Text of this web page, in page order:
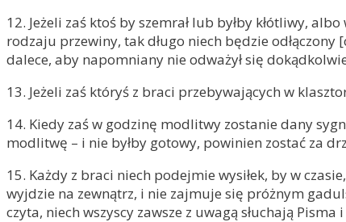
12. Jeżeli zaś ktoś by szemrał lub byłby kłótliwy,
rodzaju przewiny, tak długo niech będzie
dalece, aby napomniany nie odważył się
13. Jeżeli zaś któryś z braci przebywających w
14. Kiedy zaś w godzinę modlitwy zostanie dany
modlitwę – i nie byłby gotowy, powinien zostać za
15. Każdy z braci niech podejmie wysiłek, by w
wyjdzie na zewnątrz, i nie zajmuje się próżnym
czyta, niech wszyscy zawsze z uwagą słuchają